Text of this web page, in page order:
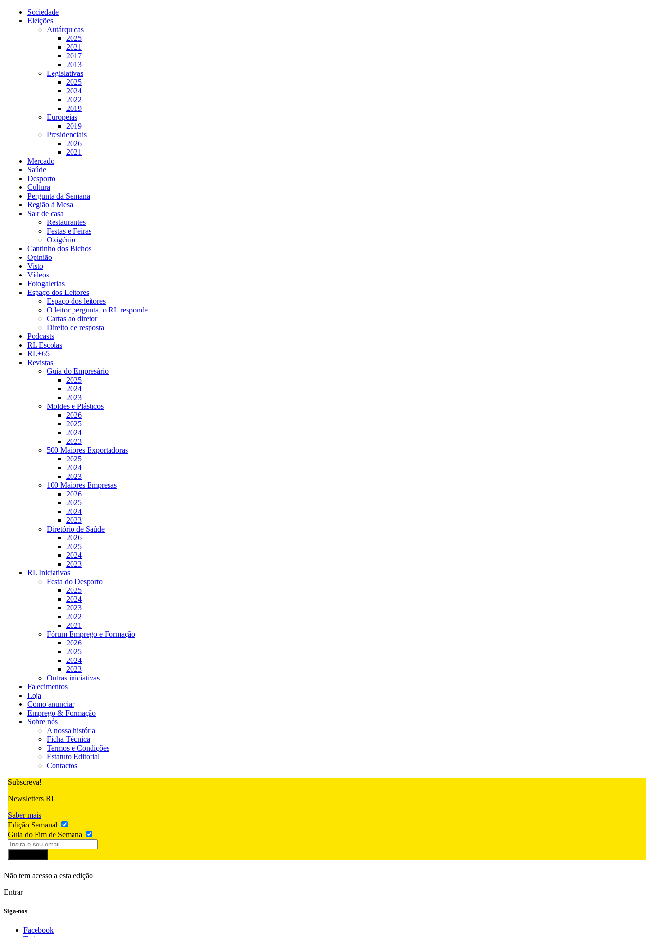
Sociedade
Eleições
Autárquicas
2025
2021
2017
2013
Legislativas
2025
2024
2022
2019
Europeias
2019
Presidenciais
2026
2021
Mercado
Saúde
Desporto
Cultura
Pergunta da Semana
Região à Mesa
Sair de casa
Restaurantes
Festas e Feiras
Oxigénio
Cantinho dos Bichos
Opinião
Visto
Vídeos
Fotogalerias
Espaço dos Leitores
Espaço dos leitores
O leitor pergunta, o RL responde
Cartas ao diretor
Direito de resposta
Podcasts
RL Escolas
RL+65
Revistas
Guia do Empresário
2025
2024
2023
Moldes e Plásticos
2026
2025
2024
2023
500 Maiores Exportadoras
2025
2024
2023
100 Maiores Empresas
2026
2025
2024
2023
Diretório de Saúde
2026
2025
2024
2023
RL Iniciativas
Festa do Desporto
2025
2024
2023
2022
2021
Fórum Emprego e Formação
2026
2025
2024
2023
Outras iniciativas
Falecimentos
Loja
Como anunciar
Emprego & Formação
Sobre nós
A nossa história
Ficha Técnica
Termos e Condições
Estatuto Editorial
Contactos
Subscreva!
Newsletters RL
Saber mais
Edição Semanal
Guia do Fim de Semana
Não tem acesso a esta edição
Entrar
Siga-nos
Facebook